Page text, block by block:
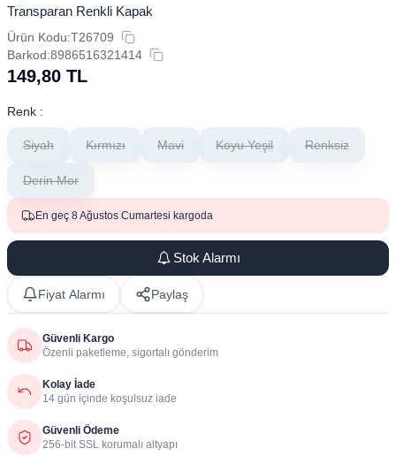
Transparan Renkli Kapak
Ürün Kodu:T26709
Barkod:8986516321414
149,80 TL
Renk :
Siyah Kırmızı Mavi Koyu Yeşil Renksiz
Derin Mor
En geç 8 Ağustos Cumartesi kargoda
Stok Alarmı
Fiyat Alarmı Paylaş
Güvenli Kargo
Özenli paketleme, sigortalı gönderim
Kolay İade
14 gün içinde koşulsuz iade
Güvenli Ödeme
256-bit SSL korumalı altyapı